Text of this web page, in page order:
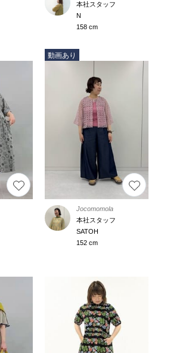
本社スタッフ
N
158 cm
動画あり
Jocomomola
本社スタッフ
SATOH
152 cm